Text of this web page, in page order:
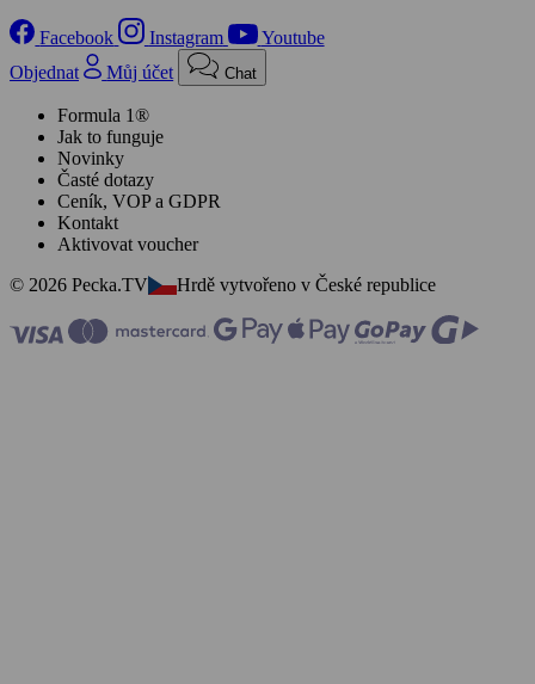
Facebook Instagram
Youtube
Objednat
Můj účet Chat
Formula 1®
Jak to funguje
Novinky
Časté dotazy
Ceník, VOP a GDPR
Kontakt
Aktivovat voucher
© 2026 Pecka.TV
Hrdě vytvořeno v České republice